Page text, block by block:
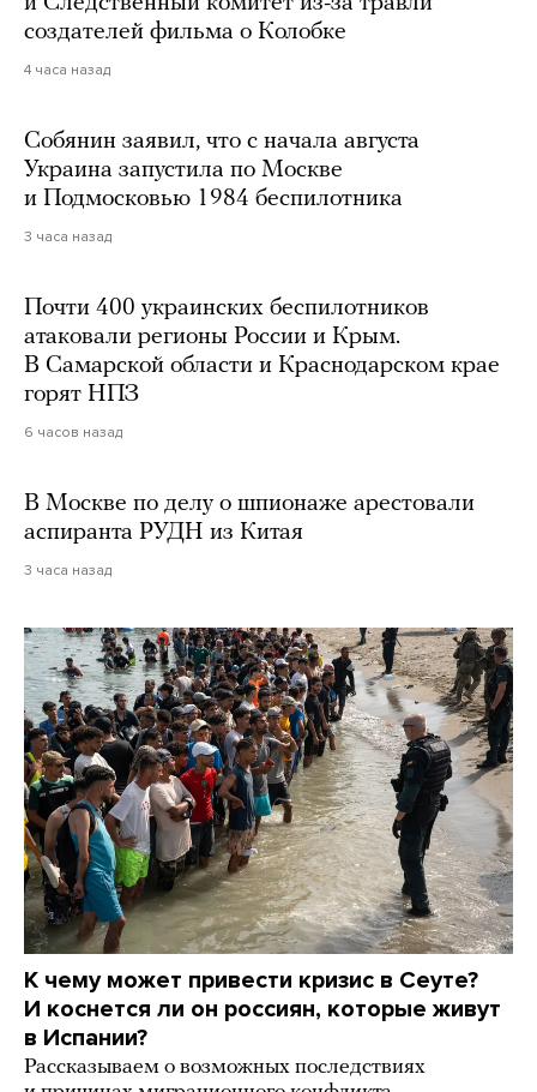
создателей фильма о Колобке
4 часа назад
Собянин заявил, что с начала августа
Украина запустила по Москве
и Подмосковью 1984 беспилотника
3 часа назад
Почти 400 украинских беспилотников
атаковали регионы России и Крым.
В Самарской области и Краснодарском крае
горят НПЗ
6 часов назад
В Москве по делу о шпионаже арестовали
аспиранта РУДН из Китая
3 часа назад
К чему может привести кризис в Сеуте?
И коснется ли он россиян, которые живут
в Испании?
Рассказываем о возможных последствиях